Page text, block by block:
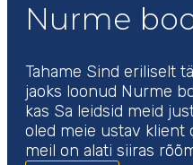
Nurme
Tahame Sind eriliselt
jaoks loonud Nurme
kas Sa leidsid meid
oled meie ustav klient
meil on alati siiras